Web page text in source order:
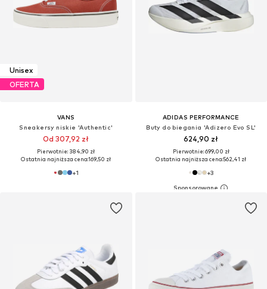
Unisex
OFERTA
VANS
Sneakersy niskie 'Authentic'
Od 307,92 zł
Pierwotnie: 384,90 zł
Ostatnia najniższa cena:169,50 zł
+1
ADIDAS PERFORMANCE
Buty do biegania 'Adizero Evo SL'
624,90 zł
Pierwotnie: 699,00 zł
Ostatnia najniższa cena:562,41 zł
+3